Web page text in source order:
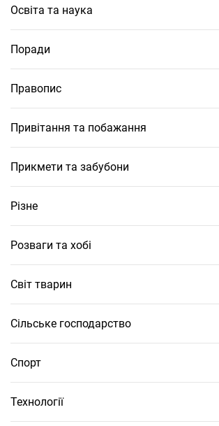
Освіта та наука
Поради
Правопис
Привітання та побажання
Прикмети та забубони
Різне
Розваги та хобі
Світ тварин
Сільське господарство
Спорт
Технології